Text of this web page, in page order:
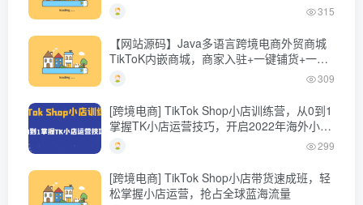
315
【网站源码】Java多语言跨境电商外贸商城
TikToK内嵌商城，商家入驻+一键铺货+一键
提货 全开源完美运营
309
[跨境电商] TikTok Shop小店训练营，从0到1
掌握TK小店运营技巧，开启2022年海外小店
带货
299
[跨境电商] TikTok Shop小店带货速成班，轻
松掌握小店运营，抢占全球蓝海流量